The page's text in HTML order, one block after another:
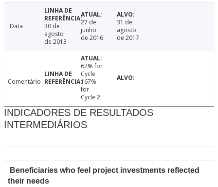
Data
30 de
agosto
de 2013
27 de
junho
de 2016
31 de
agosto
de 2017
Comentário
62% for
Cycle
167%
for
Cycle 2
INDICADORES DE RESULTADOS
INTERMEDIÁRIOS
Beneficiaries who feel project investments reflected
their needs